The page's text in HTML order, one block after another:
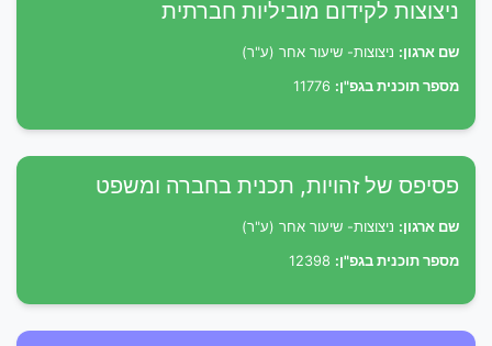
ניצוצות לקידום מוביליות חברתית
שם ארגון: ניצוצות- שיעור אחר (ע"ר)
מספר תוכנית בגפ"ן:
פסיפס של זהויות, תכנית בחברה ומשפט
שם ארגון: ניצוצות- שיעור אחר (ע"ר)
מספר תוכנית בגפ"ן: